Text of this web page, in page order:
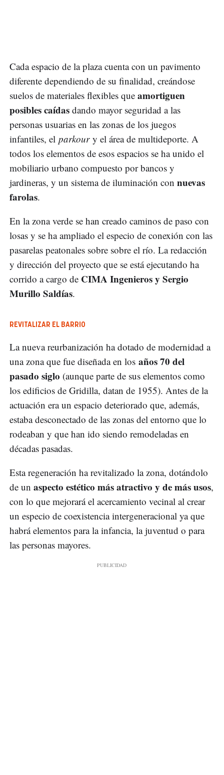
Cada espacio de la plaza cuenta con un pavimento
diferente dependiendo de su finalidad, creándose
suelos de materiales flexibles que amortiguen
posibles caídas dando mayor seguridad a las
personas usuarias en las zonas de los juegos
infantiles, el parkoury el área de multideporte. A
todos los elementos de esos espacios se ha unido el
mobiliario urbano compuesto por bancos y
jardineras, y un sistema de iluminación con nuevas
farolas.
En la zona verde se han creado caminos de paso con
losas y se ha ampliado el especio de conexión con las
pasarelas peatonales sobre sobre el río. La redacción
y dirección del proyecto que se está ejecutando ha
corrido a cargo de CIMA Ingenieros y Sergio
Murillo Saldías.
REVITALIZAR EL BARRIO
La nueva reurbanización ha dotado de modernidad a
una zona que fue diseñada en los años 70 del
pasado siglo (aunque parte de sus elementos como
los edificios de Gridilla, datan de 1955). Antes de la
actuación era un espacio deteriorado que, además,
estaba desconectado de las zonas del entorno que lo
rodeaban y que han ido siendo remodeladas en
décadas pasadas.
Esta regeneración ha revitalizado la zona, dotándolo
de un aspecto estético más atractivo y de más usos,
con lo que mejorará el acercamiento vecinal al crear
un especio de coexistencia intergeneracional ya que
habrá elementos para la infancia, la juventud o para
las personas mayores.